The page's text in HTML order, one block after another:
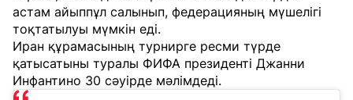
астам айыппұл салынып, федерацияның мүшелігі
тоқтатылуы мүмкін еді.
Иран құрамасының турнирге ресми түрде
қатысатыны туралы ФИФА президенті Джанни
Инфантино 30 сәуірде мәлімдеді.